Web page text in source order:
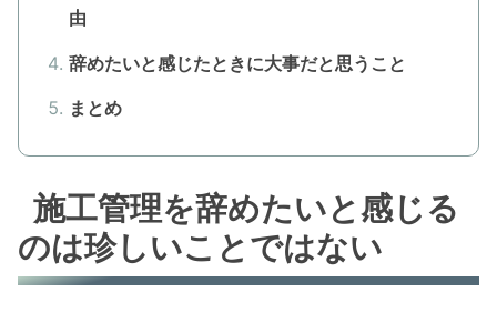
由
辞めたいと感じたときに大事だと思うこと
まとめ
施工管理を辞めたいと感じる
のは珍しいことではない